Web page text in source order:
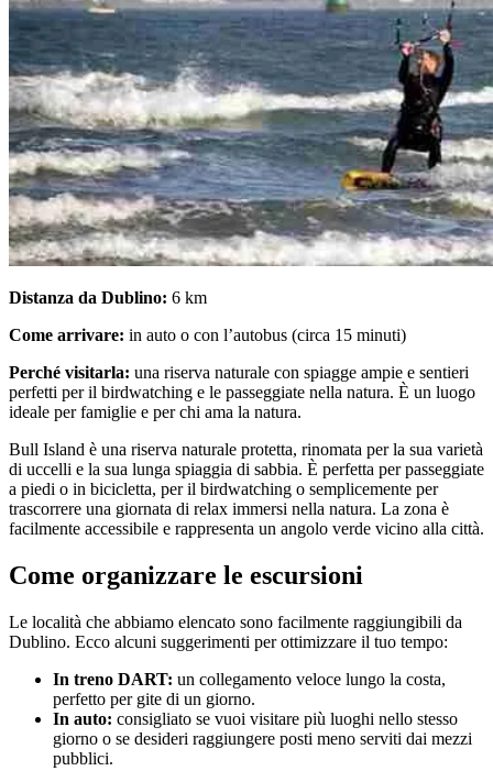
Distanza da Dublino: 6 km
Come arrivare: in auto o con l’autobus (circa 15 minuti)
Perché visitarla: una riserva naturale con spiagge ampie e sentieri
perfetti per il birdwatching e le passeggiate nella natura. È un luogo
ideale per famiglie e per chi ama la natura.
Bull Island è una riserva naturale protetta, rinomata per la sua varietà
di uccelli e la sua lunga spiaggia di sabbia. È perfetta per passeggiate
a piedi o in bicicletta, per il birdwatching o semplicemente per
trascorrere una giornata di relax immersi nella natura. La zona è
facilmente accessibile e rappresenta un angolo verde vicino alla città.
Come organizzare le escursioni
Le località che abbiamo elencato sono facilmente raggiungibili da
Dublino. Ecco alcuni suggerimenti per ottimizzare il tuo tempo:
In treno DART: un collegamento veloce lungo la costa,
perfetto per gite di un giorno.
In auto: consigliato se vuoi visitare più luoghi nello stesso
giorno o se desideri raggiungere posti meno serviti dai mezzi
pubblici.